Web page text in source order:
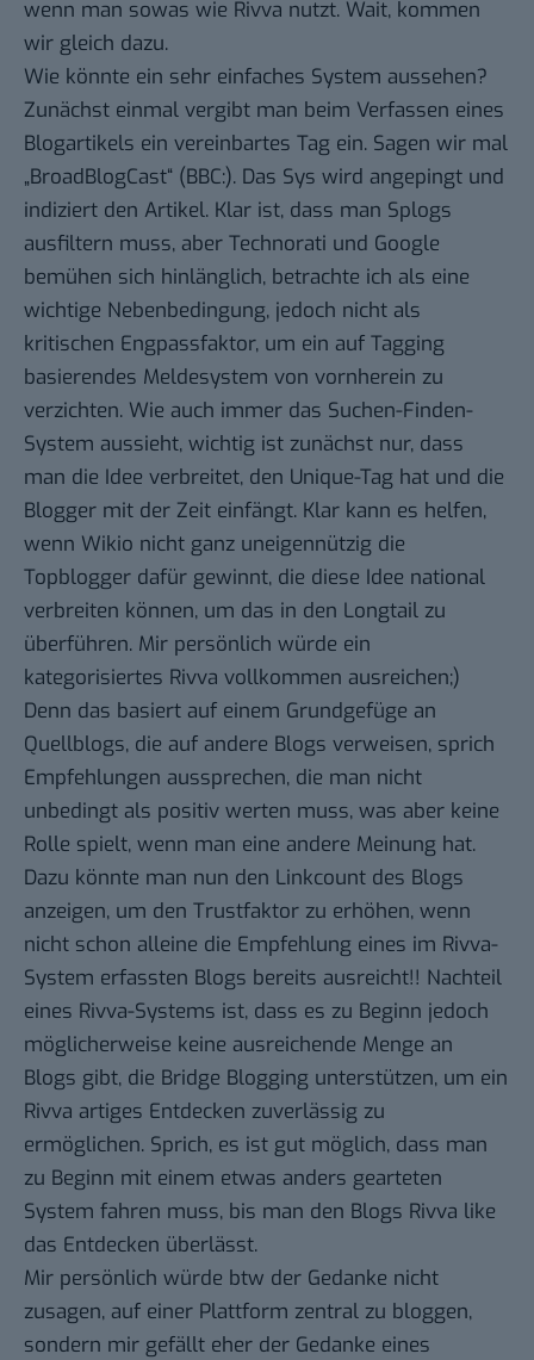
wenn man sowas wie Rivva nutzt. Wait, kommen
wir gleich dazu.
Wie könnte ein sehr einfaches System aussehen?
Zunächst einmal vergibt man beim Verfassen eines
Blogartikels ein vereinbartes Tag ein. Sagen wir mal
„BroadBlogCast“ (BBC:). Das Sys wird angepingt und
indiziert den Artikel. Klar ist, dass man Splogs
ausfiltern muss, aber Technorati und Google
bemühen sich hinlänglich, betrachte ich als eine
wichtige Nebenbedingung, jedoch nicht als
kritischen Engpassfaktor, um ein auf Tagging
basierendes Meldesystem von vornherein zu
verzichten. Wie auch immer das Suchen-Finden-
System aussieht, wichtig ist zunächst nur, dass
man die Idee verbreitet, den Unique-Tag hat und die
Blogger mit der Zeit einfängt. Klar kann es helfen,
wenn Wikio nicht ganz uneigennützig die
Topblogger dafür gewinnt, die diese Idee national
verbreiten können, um das in den Longtail zu
überführen. Mir persönlich würde ein
kategorisiertes Rivva vollkommen ausreichen;)
Denn das basiert auf einem Grundgefüge an
Quellblogs, die auf andere Blogs verweisen, sprich
Empfehlungen aussprechen, die man nicht
unbedingt als positiv werten muss, was aber keine
Rolle spielt, wenn man eine andere Meinung hat.
Dazu könnte man nun den Linkcount des Blogs
anzeigen, um den Trustfaktor zu erhöhen, wenn
nicht schon alleine die Empfehlung eines im Rivva-
System erfassten Blogs bereits ausreicht!! Nachteil
eines Rivva-Systems ist, dass es zu Beginn jedoch
möglicherweise keine ausreichende Menge an
Blogs gibt, die Bridge Blogging unterstützen, um ein
Rivva artiges Entdecken zuverlässig zu
ermöglichen. Sprich, es ist gut möglich, dass man
zu Beginn mit einem etwas anders gearteten
System fahren muss, bis man den Blogs Rivva like
das Entdecken überlässt.
Mir persönlich würde btw der Gedanke nicht
zusagen, auf einer Plattform zentral zu bloggen,
sondern mir gefällt eher der Gedanke eines